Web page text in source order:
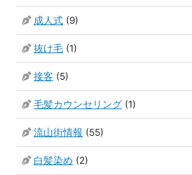
成人式 (9)
抜け毛 (1)
接客 (5)
毛髪カウンセリング (1)
流山街情報 (55)
白髪染め (2)